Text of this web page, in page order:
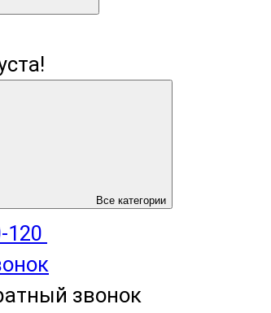
120
звонок
Все категории